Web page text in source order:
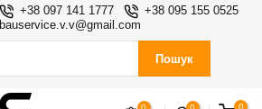
+38 097 141 1777
+38 095 155 0525
bauservice.v.v@gmail.com
Пошук
0